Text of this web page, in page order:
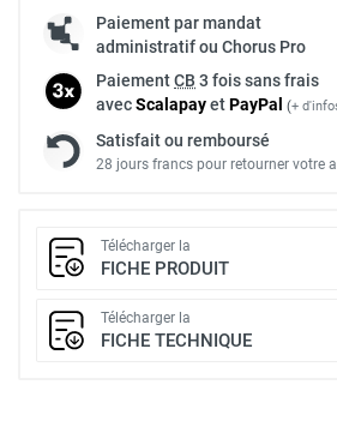
Paiement par mandat
administratif ou Chorus Pro
PaiementCB 3 fois sans frais
avecScalapayetPayPal (+
Satisfait ou remboursé
28 jours francs pour retourner votre
Télécharger la
FICHE PRODUIT
Télécharger la
FICHE TECHNIQUE